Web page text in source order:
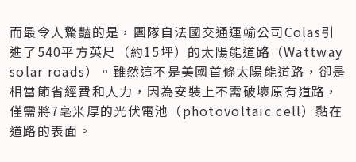
而最令人驚豔的是，團隊自法國交通運輸公司Colas引
進了540平方英尺（約15坪）的太陽能道路（Wattway
solar roads）。雖然這不是美國首條太陽能道路，卻是
相當節省經費和人力，因為安裝上不需破壞原有道路，
僅需將7毫米厚的光伏電池（photovoltaic cell）黏在
道路的表面。